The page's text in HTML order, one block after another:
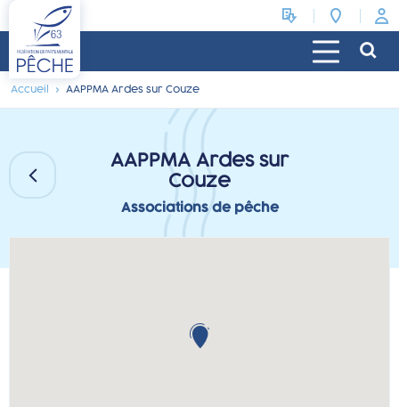
Accueil AAPPMA Ardes sur Couze
AAPPMA Ardes sur
Couze
Associations de pêche